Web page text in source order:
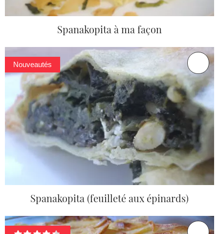
Spanakopita à ma façon
Nouveautés
Spanakopita (feuilleté aux épinards)